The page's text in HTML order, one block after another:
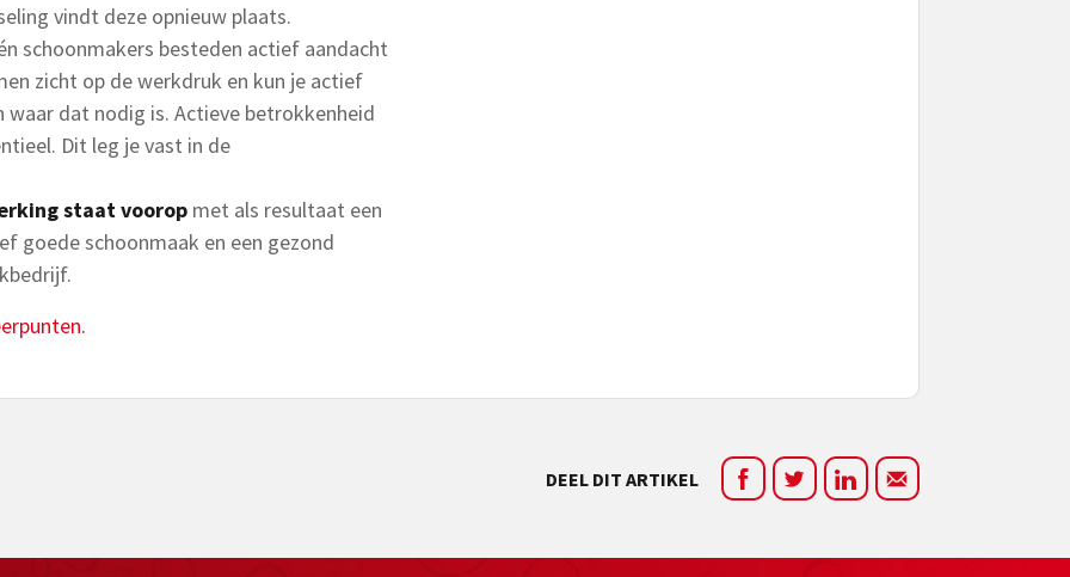
vindt deze opnieuw plaats.
schoonmakers besteden actief aandacht
zicht op de werkdruk en kun je actief
dat nodig is. Actieve betrokkenheid
Dit leg je vast in de
staat voorop met als resultaat een
goede schoonmaak en een gezond
DEEL DIT ARTIKEL